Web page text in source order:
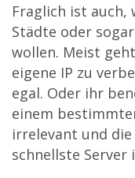
Fraglich ist auch,
Städte oder
wollen. Meist
eigene IP zu
egal. Oder ihr
einem
irrelevant und
schnellste Server